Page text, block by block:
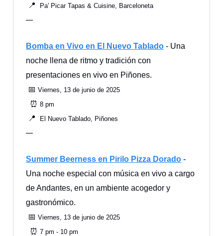
📍 Pa' Picar Tapas & Cuisine, Barceloneta
—
Bomba en Vivo en El Nuevo Tablado - Una
noche llena de ritmo y tradición con
presentaciones en vivo en Piñones.
📅 Viernes, 13 de junio de 2025
⏰ 8 pm
📍 El Nuevo Tablado, Piñones
—
Summer Beerness en Pirilo Pizza Dorado -
Una noche especial con música en vivo a cargo
de Andantes, en un ambiente acogedor y
gastronómico.
📅 Viernes, 13 de junio de 2025
⏰ 7 pm - 10 pm